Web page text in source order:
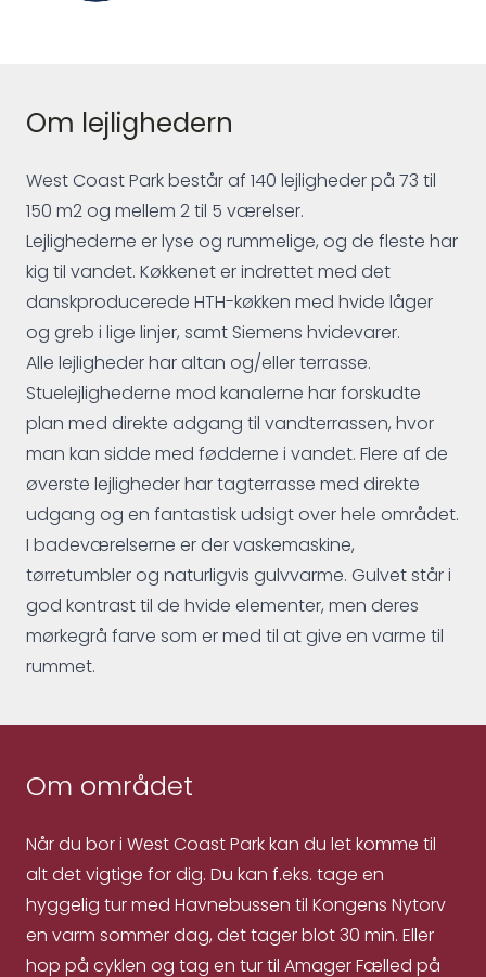
Om lejlighedern
West Coast Park består af 140 lejligheder på 73 til
150 m2 og mellem 2 til 5 værelser.
Lejlighederne er lyse og rummelige, og de fleste har
kig til vandet. Køkkenet er indrettet med det
danskproducerede HTH-køkken med hvide låger
og greb i lige linjer, samt Siemens hvidevarer.
Alle lejligheder har altan og/eller terrasse.
Stuelejlighederne mod kanalerne har forskudte
plan med direkte adgang til vandterrassen, hvor
man kan sidde med fødderne i vandet. Flere af de
øverste lejligheder har tagterrasse med direkte
udgang og en fantastisk udsigt over hele området.
I badeværelserne er der vaskemaskine,
tørretumbler og naturligvis gulvvarme. Gulvet står i
god kontrast til de hvide elementer, men deres
mørkegrå farve som er med til at give en varme til
rummet.
Om området
Når du bor i West Coast Park kan du let komme til
alt det vigtige for dig. Du kan f.eks. tage en
hyggelig tur med Havnebussen til Kongens Nytorv
en varm sommer dag, det tager blot 30 min. Eller
hop på cyklen og tag en tur til Amager Fælled på